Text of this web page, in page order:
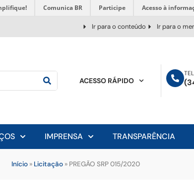
Comunica BR Participe Acesso à
Ir para o conteúdo Ir para o
ACESSO RÁPIDO
IMPRENSA TRANSPARÊNCIA
Início» Licitação» PREGÃO SRP 015/2020